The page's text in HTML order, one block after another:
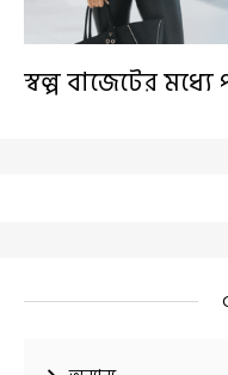
স্বল্প বাজেটের